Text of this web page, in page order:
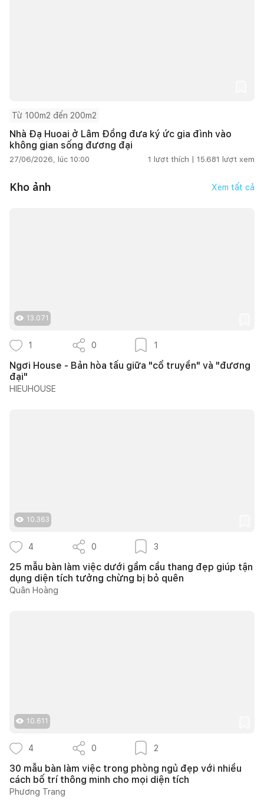
Từ 100m2 đến 200m2
Nhà Đạ Huoai ở Lâm Đồng đưa ký ức gia đình vào
không gian sống đương đại
27/06/2026, lúc 10:00 1 lượt thích | 15.681 lượt xem
Kho ảnh Xem tất cả
13.071
1 0 1
Ngơi House - Bản hòa tấu giữa "cổ truyền" và "đương
đại"
HIEUHOUSE
10.363
4 0 3
25 mẫu bàn làm việc dưới gầm cầu thang đẹp giúp tận
dụng diện tích tưởng chừng bị bỏ quên
Quân Hoàng
10.611
4 0 2
30 mẫu bàn làm việc trong phòng ngủ đẹp với nhiều
cách bố trí thông minh cho mọi diện tích
Phương Trang